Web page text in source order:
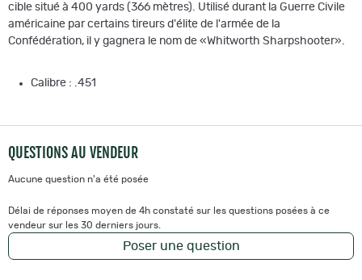
cible situé à 400 yards (366 mètres). Utilisé durant la Guerre Civile
américaine par certains tireurs d'élite de l'armée de la
Confédération, il y gagnera le nom de «Whitworth Sharpshooter».
Calibre : .451
QUESTIONS AU VENDEUR
Aucune question n'a été posée
Délai de réponses moyen de 4h constaté sur les questions posées à ce
vendeur sur les 30 derniers jours.
Poser une question